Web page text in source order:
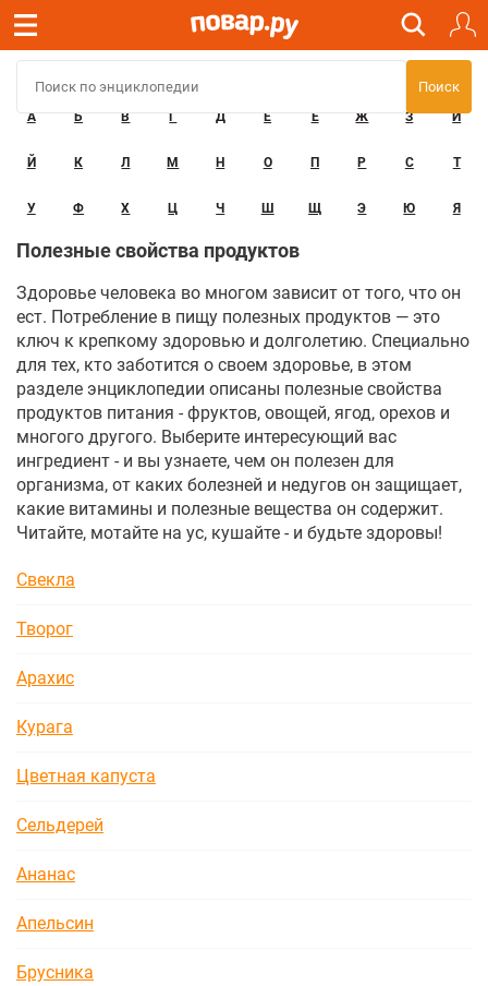
А Б В Г Д Е Ё Ж З И
Й К Л М Н О П Р С Т
У Ф Х Ц Ч Ш Щ Э Ю Я
Полезные свойства продуктов
Здоровье человека во многом зависит от того, что он
ест. Потребление в пищу полезных продуктов — это
ключ к крепкому здоровью и долголетию. Специально
для тех, кто заботится о своем здоровье, в этом
разделе энциклопедии описаны полезные свойства
продуктов питания - фруктов, овощей, ягод, орехов и
многого другого. Выберите интересующий вас
ингредиент - и вы узнаете, чем он полезен для
организма, от каких болезней и недугов он защищает,
какие витамины и полезные вещества он содержит.
Читайте, мотайте на ус, кушайте - и будьте здоровы!
Свекла
Творог
Арахис
Курага
Цветная капуста
Сельдерей
Ананас
Апельсин
Брусника